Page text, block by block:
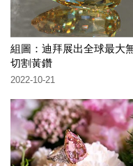
組圖：迪拜展出全球最大
切割黃鑽
2022-10-21